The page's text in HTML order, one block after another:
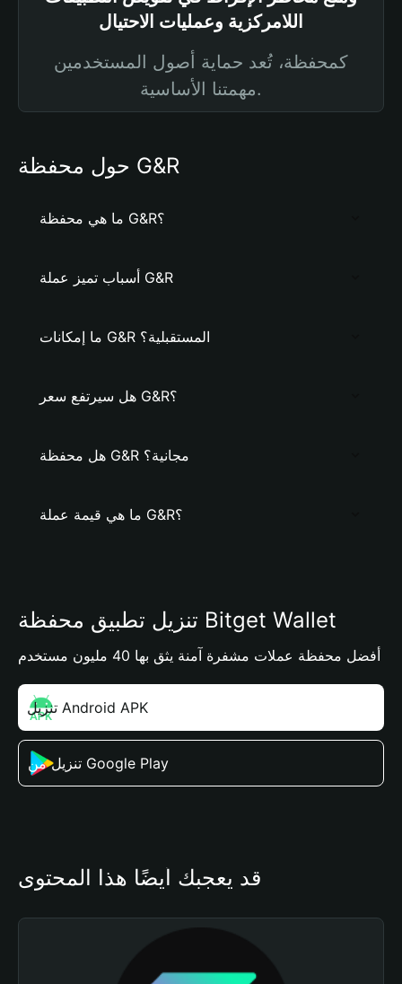
اللامركزية وعمليات الاحتيال
كمحفظة، تُعد حماية أصول المستخدمين
مهمتنا الأساسية.
حول محفظة G&R
ما هي محفظة G&R؟
أسباب تميز عملة G&R
ما إمكانات G&R المستقبلية؟
هل سيرتفع سعر G&R؟
هل محفظة G&R مجانية؟
ما هي قيمة عملة G&R؟
تنزيل تطبيق محفظة Bitget Wallet
أفضل محفظة عملات مشفرة آمنة يثق بها 40 مليون مستخدم
تنزيل Android APK
تنزيل من Google Play
قد يعجبك أيضًا هذا المحتوى